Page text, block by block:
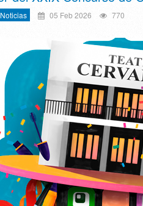
05 Feb 2026 770